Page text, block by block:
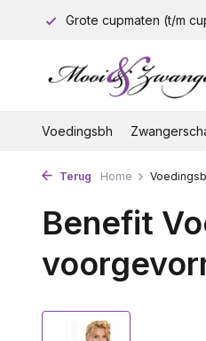
Grote cupmaten (t/m
Voedingsbh
Terug Home
Benefit